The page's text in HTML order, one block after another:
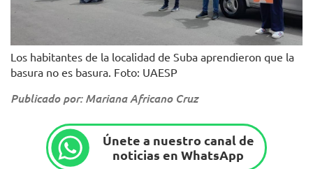
Los habitantes de la localidad de Suba aprendieron que la
basura no es basura. Foto: UAESP
Publicado por: Mariana Africano Cruz
Únete a nuestro canal de
noticias en WhatsApp